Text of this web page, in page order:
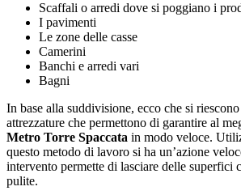
Scaffali o arredi dove si poggiano i
I pavimenti
Le zone delle casse
Camerini
Banchi e arredi vari
Bagni
In base alla suddivisione, ecco che si
attrezzature che permettono di garantire al
Metro Torre Spaccata in modo veloce.
questo metodo di lavoro si ha un’azione
intervento permette di lasciare delle superfici
pulite.